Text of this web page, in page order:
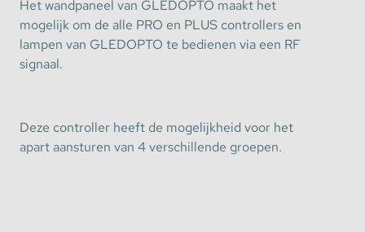
Het wandpaneel van GLEDOPTO maakt het
mogelijk om de alle PRO en PLUS controllers en
lampen van GLEDOPTO te bedienen via een RF
signaal.
Deze controller heeft de mogelijkheid voor het
apart aansturen van 4 verschillende groepen.